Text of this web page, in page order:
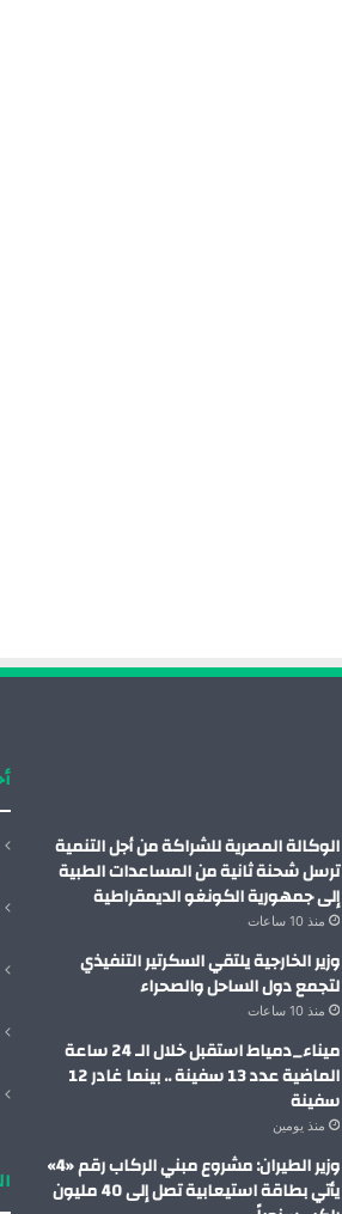
الوكالة المصرية للشراكة من أجل التنمية
ترسل شحنة ثانية من المساعدات الطبية
إلى جمهورية الكونغو الديمقراطية
منذ 10 ساعات
وزير الخارجية يلتقي السكرتير التنفيذي
لتجمع دول الساحل والصحراء
منذ 10 ساعات
ميناء_دمياط استقبل خلال الـ 24 ساعة
الماضية عدد 13 سفينة .. بينما غادر 12
سفينة
منذ يومين
وزير الطيران: مشروع مبني الركاب رقم «4»
يأتي بطاقة استيعابية تصل إلى 40 مليون